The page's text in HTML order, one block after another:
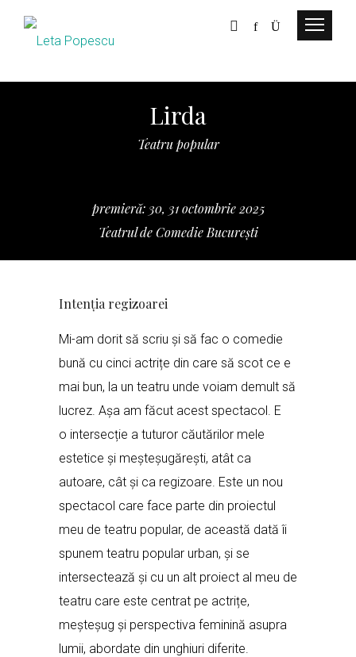
Lirda
Teatru popular
premieră: 30, 31 octombrie 2025
Teatrul de Comedie București
Intenția regizoarei
Mi-am dorit să scriu și să fac o comedie
bună cu cinci actrițe din care să scot ce e
mai bun, la un teatru unde voiam demult să
lucrez. Așa am făcut acest spectacol. E
o intersecție a tuturor căutărilor mele
estetice și meșteșugărești, atât ca
autoare, cât și ca regizoare. Este un nou
spectacol care face parte din proiectul
meu de teatru popular, de această dată îi
spunem teatru popular urban, și se
intersectează și cu un alt proiect al meu de
teatru care este centrat pe actrițe,
meșteșug și perspectiva feminină asupra
lumii, abordate din unghiuri diferite.